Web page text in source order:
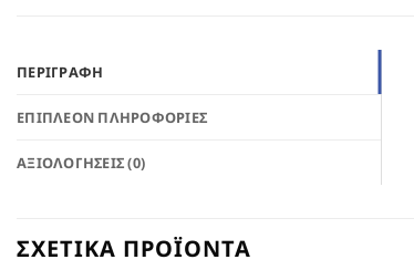
ΠΕΡΙΓΡΑΦΉ
ΕΠΙΠΛΈΟΝ ΠΛΗΡΟΦΟΡΊΕΣ
ΑΞΙΟΛΟΓΉΣΕΙΣ (0)
ΣΧΕΤΙΚΆ ΠΡΟΪΌΝΤΑ